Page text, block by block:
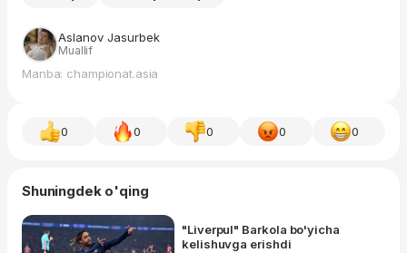
Aslanov Jasurbek
Muallif
Manba: championat.asia
0 0 0 0 0
Shuningdek o'qing
"Liverpul" Barkola bo'yicha
kelishuvga erishdi